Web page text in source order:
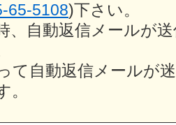
65-5108)下さい。
、自動返信メールが
て自動返信メールが
。